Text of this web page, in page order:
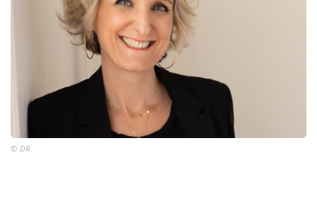
© DR